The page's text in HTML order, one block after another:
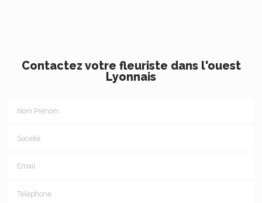
Contactez votre fleuriste dans l'ouest
Lyonnais